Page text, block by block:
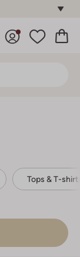
Tops & T-